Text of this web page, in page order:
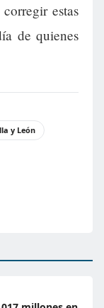
estas
de quienes
y León